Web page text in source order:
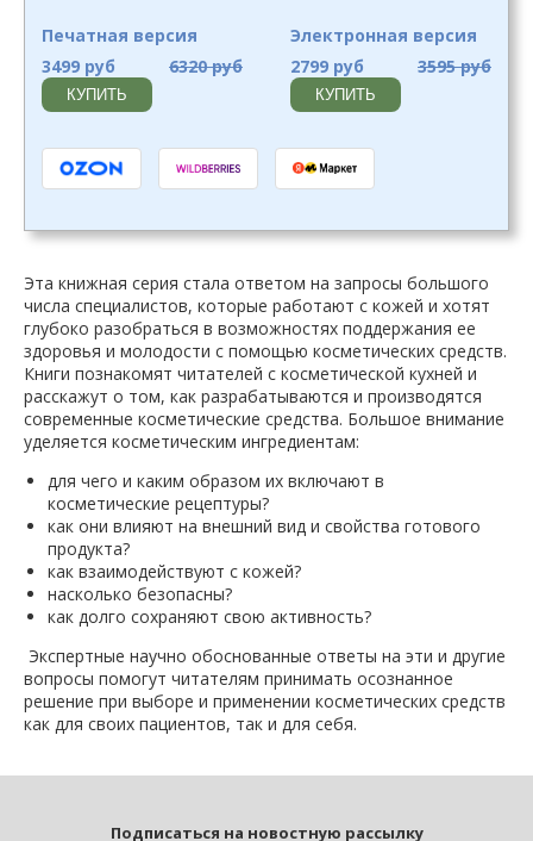
Печатная версия
3499 руб
6320 руб
КУПИТЬ
Электронная версия
2799 руб
3595 руб
КУПИТЬ
Эта книжная серия стала ответом на запросы большого
числа специалистов, которые работают с кожей и хотят
глубоко разобраться в возможностях поддержания ее
здоровья и молодости с помощью косметических средств.
Книги познакомят читателей с косметической кухней и
расскажут о том, как разрабатываются и производятся
современные косметические средства. Большое внимание
уделяется косметическим ингредиентам:
для чего и каким образом их включают в
косметические рецептуры?
как они влияют на внешний вид и свойства готового
продукта?
как взаимодействуют с кожей?
насколько безопасны?
как долго сохраняют свою активность?
Экспертные научно обоснованные ответы на эти и другие
вопросы помогут читателям принимать осознанное
решение при выборе и применении косметических средств
как для своих пациентов, так и для себя.
Подписаться на новостную рассылку